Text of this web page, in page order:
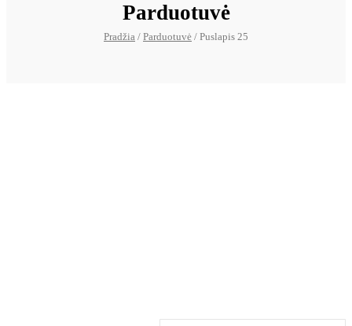
Parduotuvė
Pradžia / Parduotuvė / Puslapis 25